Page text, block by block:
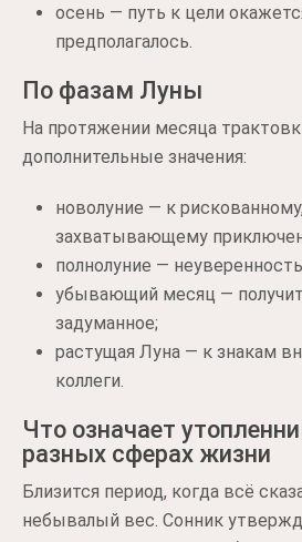
осень — путь к цели
предполагалось.
По фазам Луны
На протяжении месяца
дополнительные значения:
новолуние — к
захватывающему
полнолуние —
убывающий месяц —
задуманное;
растущая Луна — к знакам
коллеги.
Что означает
разных сферах жизни
Близится период, когда всё
небывалый вес. Сонник